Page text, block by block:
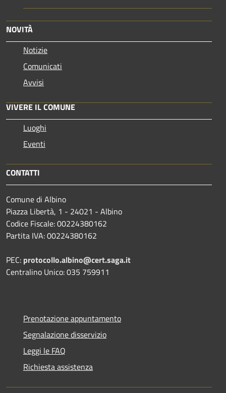
NOVITÀ
Notizie
Comunicati
Avvisi
VIVERE IL COMUNE
Luoghi
Eventi
CONTATTI
Comune di Albino
Piazza Libertà, 1 - 24021 - Albino
Codice Fiscale: 00224380162
Partita IVA: 00224380162
PEC: protocollo.albino@cert.saga.it
Centralino Unico: 035 759911
Prenotazione appuntamento
Segnalazione disservizio
Leggi le FAQ
Richiesta assistenza